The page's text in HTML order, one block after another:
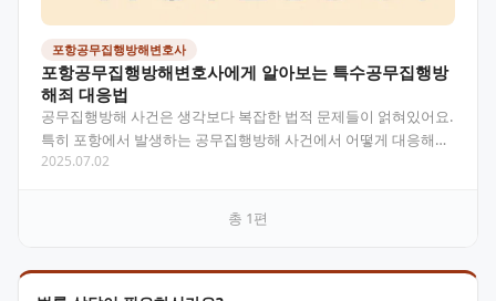
포항공무집행방해변호사
포항공무집행방해변호사에게 알아보는 특수공무집행방
해죄 대응법
공무집행방해 사건은 생각보다 복잡한 법적 문제들이 얽혀있어요.
특히 포항에서 발생하는 공무집행방해 사건에서 어떻게 대응해야
할지, 특수공무집행방해죄는 어떤 점이 다른지 살펴보겠습니…
2025.07.02
총 1편